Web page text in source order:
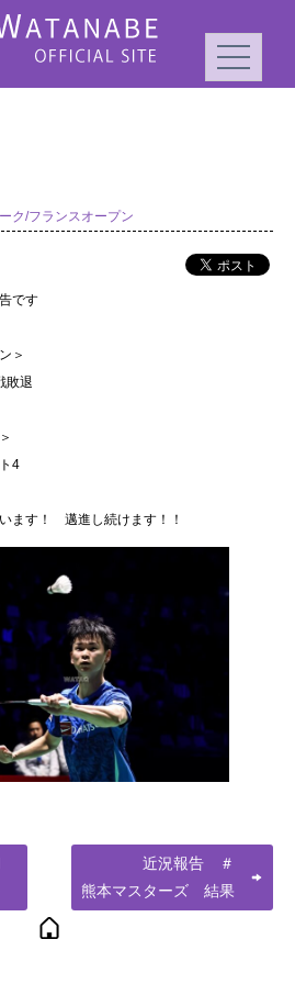
ク/フランスオープン
です
＞
敗退
4
ます！ 邁進し続けます！！
近況報告 ＃
熊本マスターズ 結果